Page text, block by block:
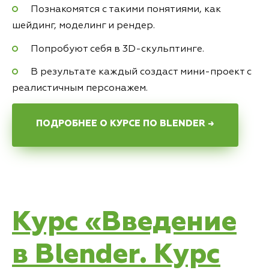
Познакомятся с такими понятиями, как
шейдинг, моделинг и рендер.
Попробуют себя в 3D-скульптинге.
В результате каждый создаст мини-проект с
реалистичным персонажем.
ПОДРОБНЕЕ О КУРСЕ ПО BLENDER →
Курс «Введение
в Blender. Курс